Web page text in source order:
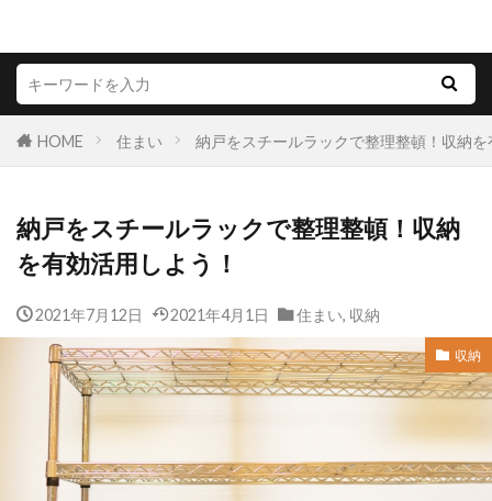
HOME 住まい 納戸をスチールラックで整理整頓！収納
納戸をスチールラックで整理整頓！収納
を有効活用しよう！
2021年7月12日 2021年4月1日 住まい, 収納
収納